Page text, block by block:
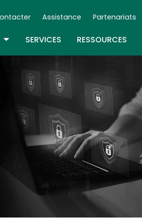
Navigation (FR)
Assistance Partenariats
TOGGLE DROPDOWN
SERVICES RESSOURCES